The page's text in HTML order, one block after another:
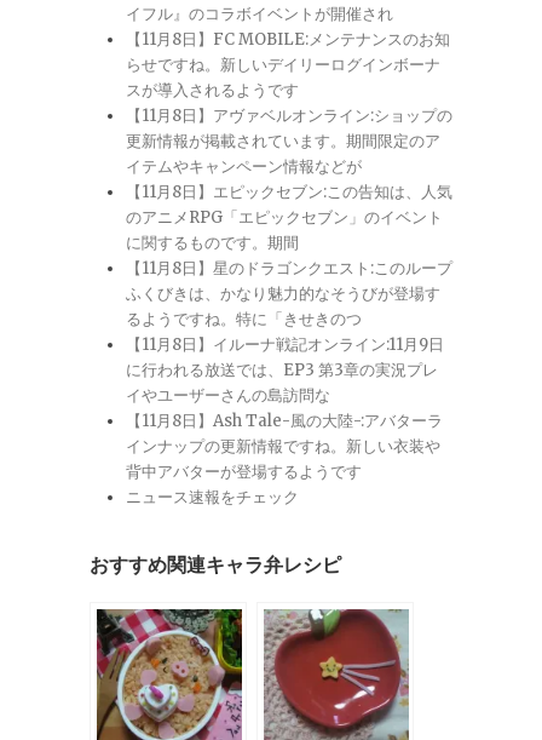
イフル』のコラボイベントが開催され
【11月8日】FC MOBILE:メンテナンスのお知
らせですね。新しいデイリーログインボーナ
スが導入されるようです
【11月8日】アヴァベルオンライン:ショップの
更新情報が掲載されています。期間限定のア
イテムやキャンペーン情報などが
【11月8日】エピックセブン:この告知は、人気
のアニメRPG「エピックセブン」のイベント
に関するものです。期間
【11月8日】星のドラゴンクエスト:このループ
ふくびきは、かなり魅力的なそうびが登場す
るようですね。特に「きせきのつ
【11月8日】イルーナ戦記オンライン:11月9日
に行われる放送では、EP3 第3章の実況プレ
イやユーザーさんの島訪問な
【11月8日】Ash Tale-風の大陸-:アバターラ
インナップの更新情報ですね。新しい衣装や
背中アバターが登場するようです
ニュース速報をチェック
おすすめ関連キャラ弁レシピ